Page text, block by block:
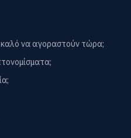
καλό να αγοραστούν τώρα;